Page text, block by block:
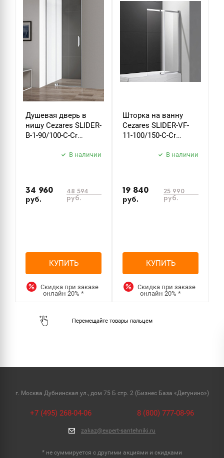
Душевая дверь в
нишу Cezares SLIDER-
B-1-90/100-C-Cr
В наличии
34 960
руб.
48 594
руб.
КУПИТЬ
Скидка при заказе
онлайн20%*
Шторка на ванну
Cezares SLIDER-VF-
11-100/150-C-Cr
В наличии
19 840
руб.
25 990
руб.
КУПИТЬ
Скидка при заказе
онлайн20%*
г. Москва Дубнинская ул., дом 75 Б стр. 2 (Бизнес База «Дегунино»)
+7 (495) 268-04-06 8 (800) 777-08-96
zakaz@expert-santehniki.ru
* не суммируется с другими акциями и скидками